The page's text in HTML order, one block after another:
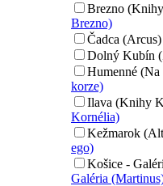
Brezno
Brezno)
Čadca
Dolný Kubín
Humenné
korze)
Ilava (Knihy
Kornélia)
Kežmarok
ego)
Košice -
Galéria